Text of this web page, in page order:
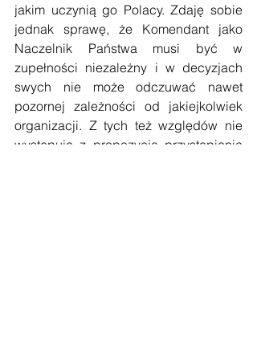
jakim uczynią go Polacy. Zdaję sobie
jednak sprawę, że Komendant jako
Naczelnik Państwa musi być w
zupełności niezależny i w decyzjach
swych nie może odczuwać nawet
pozornej zależności od jakiejkolwiek
organizacji. Z tych też względów nie
występuję z propozycją przystąpienia